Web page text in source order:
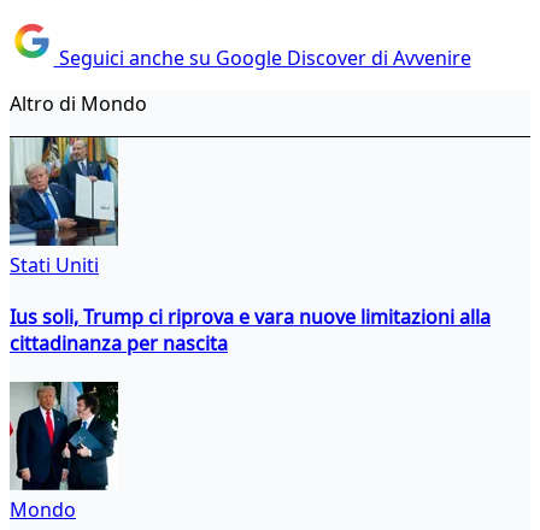
Seguici anche su Google Discover di Avvenire
Altro di Mondo
Stati Uniti
Ius soli, Trump ci riprova e vara nuove limitazioni alla
cittadinanza per nascita
Mondo